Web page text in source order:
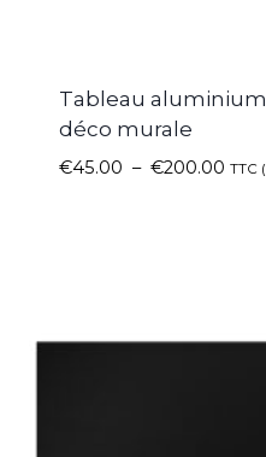
Tableau
déco murale
€45.00 – €200.00 TTC